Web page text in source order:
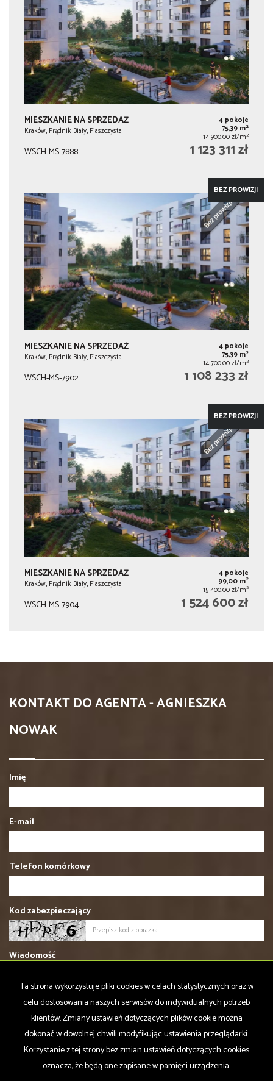
MIESZKANIE NA SPRZEDAŻ
Kraków, Prądnik Biały, Piaszczysta
4 pokoje
75,39 m2
14 900,00 zł/m2
WSCH-MS-7888 1 123 311 zł
BEZ PROWIZJI
MIESZKANIE NA SPRZEDAŻ
Kraków, Prądnik Biały, Piaszczysta
4 pokoje
75,39 m2
14 700,00 zł/m2
WSCH-MS-7902 1 108 233 zł
BEZ PROWIZJI
MIESZKANIE NA SPRZEDAŻ
Kraków, Prądnik Biały, Piaszczysta
4 pokoje
99,00 m2
15 400,00 zł/m2
WSCH-MS-7904 1 524 600 zł
KONTAKT DO AGENTA - AGNIESZKA
NOWAK
Imię
E-mail
Telefon komórkowy
Kod zabezpieczający
Wiadomość
Wyrażam zgodę na przetwarzanie podanych przeze mnie danych
osobowych. Administratorem danych jest Wschód nieruchomości.
Mam prawo dostępu do swoich danych i ich poprawiania. Podanie
Ta strona wykorzystuje pliki cookies w celach statystycznych oraz w
celu dostosowania naszych serwisów do indywidualnych potrzeb
klientów. Zmiany ustawień dotyczących plików cookie można
dokonać w dowolnej chwili modyfikując ustawienia przeglądarki.
Korzystanie z tej strony bez zmian ustawień dotyczących cookies
oznacza, że będą one zapisane w pamięci urządzenia.